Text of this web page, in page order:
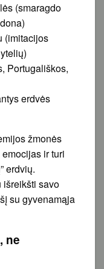
(smaragdo
(imitacijos
Portugališkos,
erdvės
žmonės
ir turi
erdvių.
išreikšti savo
su gyvenamąja
ne